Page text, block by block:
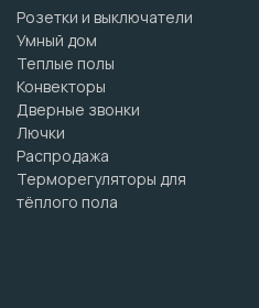
Розетки и выключатели
Умный дом
Теплые полы
Конвекторы
Дверные звонки
Лючки
Распродажа
Терморегуляторы для
тёплого пола